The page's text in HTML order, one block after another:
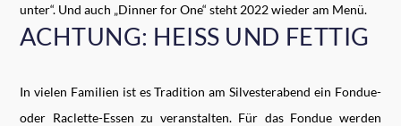
unter“. Und auch „Dinner for One“ steht 2022 wieder am Menü.
ACHTUNG: HEISS UND FETTIG
In vielen Familien ist es Tradition am Silvesterabend ein Fondue-
oder Raclette-Essen zu veranstalten. Für das Fondue werden